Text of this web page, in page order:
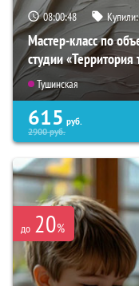
08:00:47
Мастер-класс по
студии «Территория
Тушинская
615 руб.
2900руб.
до 20%